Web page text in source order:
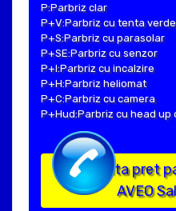
P:Parbriz clar
P+V:Parbriz cu tenta verde
P+S:Parbriz cu parasolar
P+SE:Parbriz cu senzor
P+I:Parbriz cu incalzire
P+H:Parbriz heliomat
P+C:Parbriz cu camera
P+Hud:Parbriz cu head up
Solicita pret
AVEO